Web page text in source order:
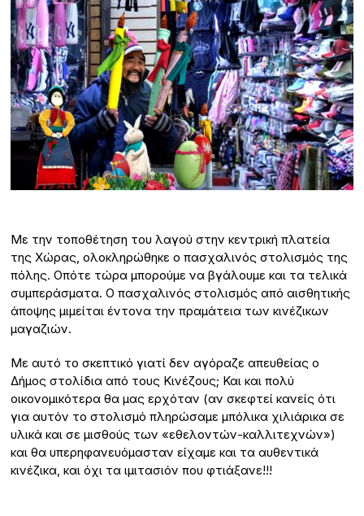
Με την τοποθέτηση του λαγού στην κεντρική πλατεία
της Χώρας, ολοκληρώθηκε ο πασχαλινός στολισμός της
πόλης. Οπότε τώρα μπορούμε να βγάλουμε και τα τελικά
συμπεράσματα. Ο πασχαλινός στολισμός από αισθητικής
άποψης μιμείται έντονα την πραμάτεια των κινέζικων
μαγαζιών.
Με αυτό το σκεπτικό γιατί δεν αγόραζε απευθείας ο
Δήμος στολίδια από τους Κινέζους; Και και πολύ
οικονομικότερα θα μας ερχόταν (αν σκεφτεί κανείς ότι
για αυτόν το στολισμό πληρώσαμε μπόλικα χιλιάρικα σε
υλικά και σε μισθούς των «εθελοντών-καλλιτεχνών»)
και θα υπερηφανευόμασταν είχαμε και τα αυθεντικά
κινέζικα, και όχι τα ιμιτασιόν που φτιάξανε!!!